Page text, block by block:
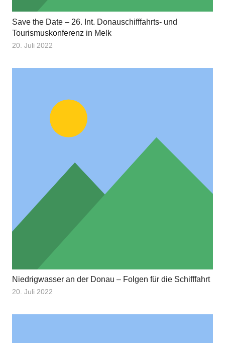
Save the Date – 26. Int. Donauschifffahrts- und
Tourismuskonferenz in Melk
20. Juli 2022
Niedrigwasser an der Donau – Folgen für die Schifffahrt
20. Juli 2022